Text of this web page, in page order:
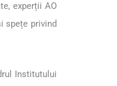
experții AO
spețe privind
Institutului